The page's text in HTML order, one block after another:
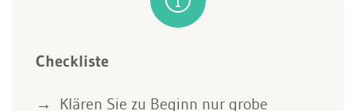
Checkliste
Klären Sie zu Beginn nur grobe